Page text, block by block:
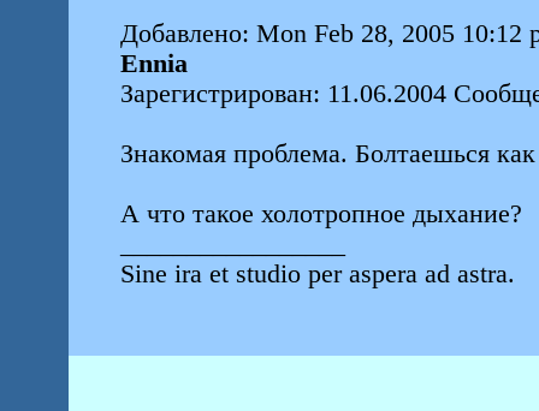
Добавлено: Mon Feb 28, 2005 10:12
Ennia
Зарегистрирован: 11.06.2004
Знакомая проблема. Болтаешься
А что такое холотропное дыхание?
Sine ira et studio per aspera ad astra.